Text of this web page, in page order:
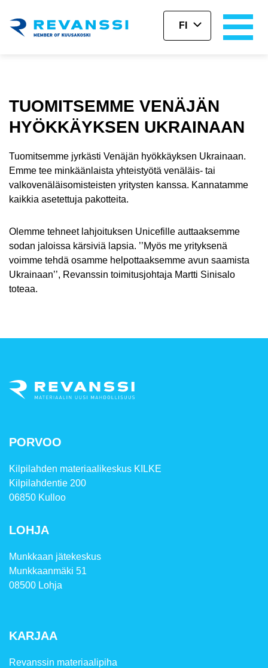
FI
TUOMITSEMME VENÄJÄN
HYÖKKÄYKSEN UKRAINAAN
Tuomitsemme jyrkästi Venäjän hyökkäyksen Ukrainaan.
Emme tee minkäänlaista yhteistyötä venäläis- tai
valkovenäläisomisteisten yritysten kanssa. Kannatamme
kaikkia asetettuja pakotteita.
Olemme tehneet lahjoituksen Unicefille auttaaksemme
sodan jaloissa kärsiviä lapsia. ’’Myös me yrityksenä
voimme tehdä osamme helpottaaksemme avun saamista
Ukrainaan’’, Revanssin toimitusjohtaja Martti Sinisalo
toteaa.
PORVOO
Kilpilahden materiaalikeskus KILKE
Kilpilahdentie 200
06850 Kulloo
LOHJA
Munkkaan jätekeskus
Munkkaanmäki 51
08500 Lohja
KARJAA
Revanssin materiaalipiha